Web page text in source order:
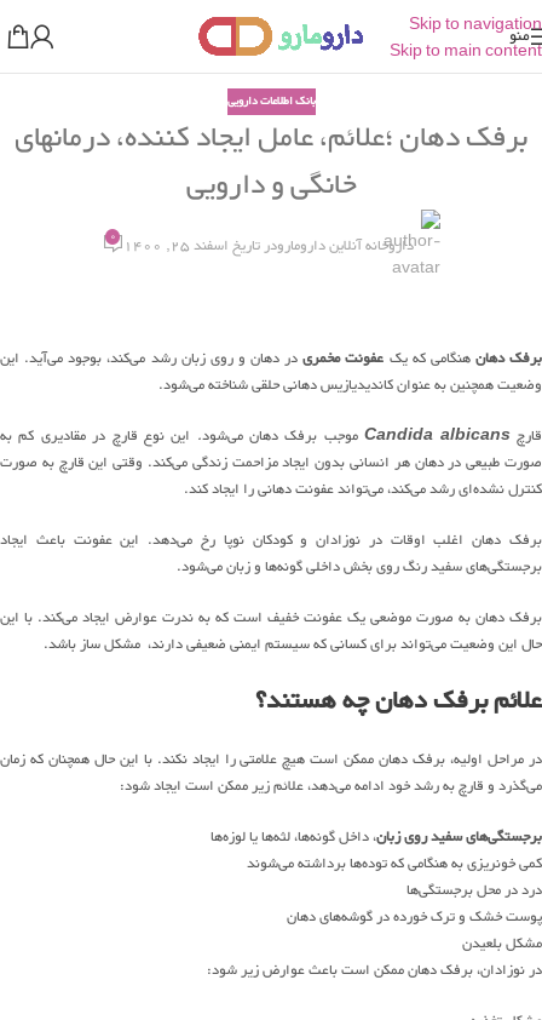
Skip to navigation
Skip to main content
منو
بانک اطلاعات دارویی
برفک دهان ؛علائم، عامل ایجاد کننده، درمانهای
خانگی و دارویی
داروخانه آنلاین دارومارودر تاریخ اسفند 25, 1400 0
برفک دهانهنگامی که یک عفونت مخمریدر دهان و روی زبان رشد می‌کند، بوجود می‌آید. این
وضعیت همچنین به عنوان کاندیدیازیس دهانی حلقی شناخته می‌شود.
قارچCandida albicansموجب برفک دهان می‌شود. این نوع قارچ در مقادیری کم به
صورت طبیعی در دهان هر انسانی بدون ایجاد مزاحمت زندگی می‌کند. وقتی این قارچ به صورت
کنترل نشده‌ای رشد می‌کند، می‌تواند عفونت دهانی را ایجاد کند.
برفک دهان اغلب اوقات در نوزادان و کودکان نوپا رخ می‌دهد. این عفونت باعث ایجاد
برجستگی‌های سفید رنگ روی بخش داخلی گونه‌ها و زبان می‌شود.
برفک دهان به صورت موضعی یک عفونت خفیف است که به ندرت عوارض ایجاد می‌کند. با این
حال این وضعیت می‌تواند برای کسانی که سیستم ایمنی ضعیفی دارند، مشکل ساز باشد.
علائم برفک دهان چه هستند؟
در مراحل اولیه، برفک دهان ممکن است هیچ علامتی را ایجاد نکند. با این حال همچنان که زمان
می‌گذرد و قارچ به رشد خود ادامه می‌دهد، علائم زیر ممکن است ایجاد شود:
برجستگی‌های سفید روی زبان، داخل گونه‌ها، لثه‌ها یا لوزه‌ها
کمی خونریزی به هنگامی که توده‌ها برداشته می‌شوند
درد در محل برجستگی‌ها
پوست خشک و ترک خورده در گوشه‌های دهان
مشکل بلعیدن
در نوزادان، برفک دهان ممکن است باعث عوارض زیر شود: